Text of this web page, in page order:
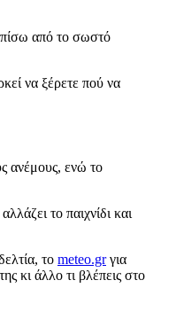
πίσω από το σωστό
να ξέρετε πού να
ανέμους, ενώ το
το παιχνίδι και
το meteo.grγια
κι άλλο τι βλέπεις στο